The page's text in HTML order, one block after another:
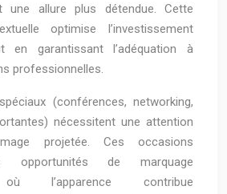
une allure plus détendue. Cette
optimise l’investissement
en garantissant l’adéquation à
professionnelles.
(conférences, networking,
nécessitent une attention
projetée. Ces occasions
opportunités de marquage
où l’apparence contribue